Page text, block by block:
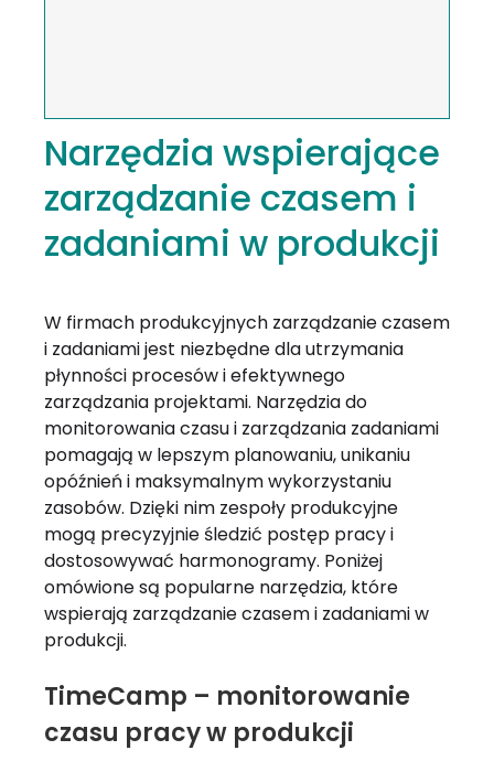
Narzędzia wspierające
zarządzanie czasem i
zadaniami w produkcji
W firmach produkcyjnych zarządzanie czasem
i zadaniami jest niezbędne dla utrzymania
płynności procesów i efektywnego
zarządzania projektami. Narzędzia do
monitorowania czasu i zarządzania zadaniami
pomagają w lepszym planowaniu, unikaniu
opóźnień i maksymalnym wykorzystaniu
zasobów. Dzięki nim zespoły produkcyjne
mogą precyzyjnie śledzić postęp pracy i
dostosowywać harmonogramy. Poniżej
omówione są popularne narzędzia, które
wspierają zarządzanie czasem i zadaniami w
produkcji.
TimeCamp – monitorowanie
czasu pracy w produkcji